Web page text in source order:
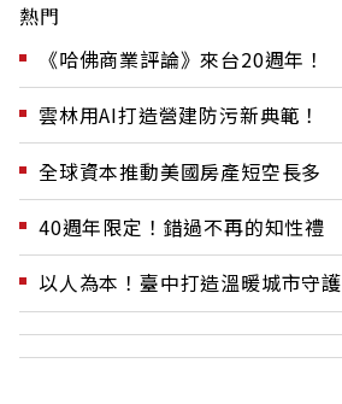
熱門
《哈佛商業評論》來台20週年！
雲林用AI打造營建防污新典範！
全球資本推動美國房產短空長多
40週年限定！錯過不再的知性禮
以人為本！臺中打造溫暖城市守護